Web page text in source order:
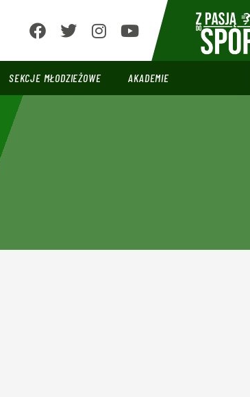
SEKCJE MŁODZIEŻOWE AKADEMIE